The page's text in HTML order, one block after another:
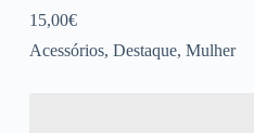
15,00€
Acessórios, Destaque, Mulher